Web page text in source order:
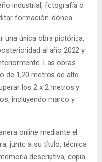
industrial, fotografía o
formación idónea.
una única obra pictórica,
al año 2022 y
Las obras
de 1,20 metros de alto
los 2 x 2 metros y
incluyendo marco y
online mediante el
junto a su título, técnica
descriptiva, copia